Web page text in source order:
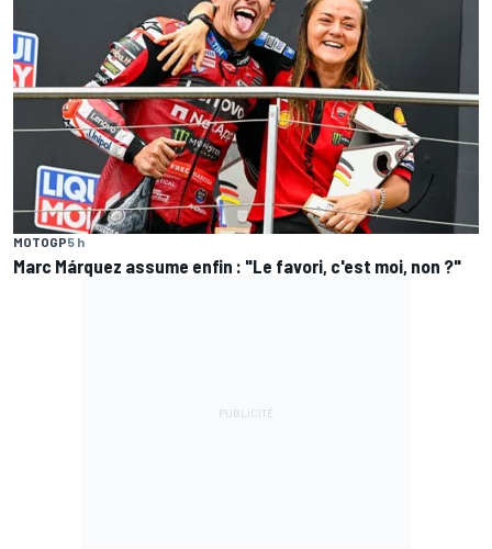
MOTOGP5 h
Marc Márquez assume enfin : "Le favori, c'est moi, non ?"